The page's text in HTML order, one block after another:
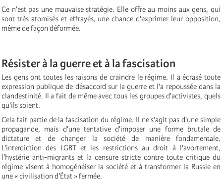
Ce n'est pas une mauvaise stratégie. Elle offre au moins aux gens, qui
sont très atomisés et effrayés, une chance d'exprimer leur opposition,
même de façon déformée.
Résister à la guerre et à la fascisation
Les gens ont toutes les raisons de craindre le régime. Il a écrasé toute
expression publique de désaccord sur la guerre et l'a repoussée dans la
clandestinité. Il a fait de même avec tous les groupes d'activistes, quels
qu'ils soient.
Cela fait partie de la fascisation du régime. Il ne s'agit pas d'une simple
propagande, mais d'une tentative d'imposer une forme brutale de
dictature et de changer la société de manière fondamentale.
L'interdiction des LGBT et les restrictions au droit à l'avortement,
l'hystérie anti-migrants et la censure stricte contre toute critique du
régime visent à homogénéiser la société et à transformer la Russie en
une « civilisation d'État » fermée.